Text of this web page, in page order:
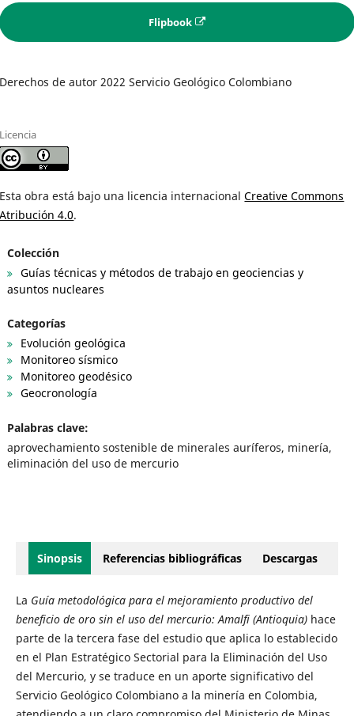
Flipbook
Derechos de autor 2022 Servicio Geológico Colombiano
Licencia
Esta obra está bajo una licencia internacionalCreative Commons
Atribución 4.0.
Colección
Guías técnicas y métodos de trabajo en geociencias y
asuntos nucleares
Categorías
Evolución geológica
Monitoreo sísmico
Monitoreo geodésico
Geocronología
Palabras clave:
aprovechamiento sostenible de minerales auríferos, minería,
eliminación del uso de mercurio
Sinopsis Referencias bibliográficas Descargas
La Guía metodológica para el mejoramiento productivo del
beneficio de oro sin el uso del mercurio: Amalfi (Antioquia)hace
parte de la tercera fase del estudio que aplica lo establecido
en el Plan Estratégico Sectorial para la Eliminación del Uso
del Mercurio, y se traduce en un aporte significativo del
Servicio Geológico Colombiano a la minería en Colombia,